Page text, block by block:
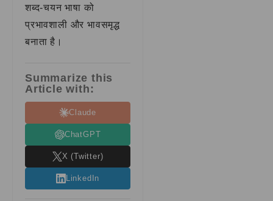
शब्द-चयन भाषा को
प्रभावशाली और भावसमृद्ध
बनाता है।
Summarize this
Article with:
Claude
ChatGPT
X (Twitter)
LinkedIn